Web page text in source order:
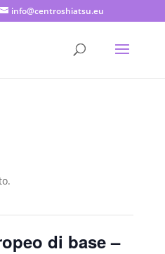
info@centroshiatsu.eu
di base –